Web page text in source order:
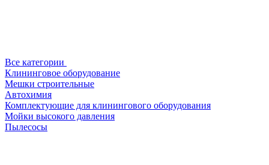
Все категории
Клининговое оборудование
Мешки строительные
Автохимия
Комплектующие для клинингового оборудования
Мойки высокого давления
Пылесосы